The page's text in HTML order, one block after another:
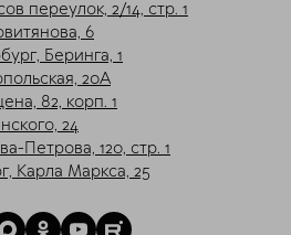
переулок, 2/14, стр. 1
6
Беринга, 1
20А
82, корп. 1
24
Петрова, 120, стр. 1
Карла Маркса, 25